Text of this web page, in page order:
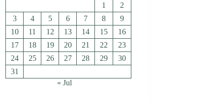
1
2
3
4 5 6 7 8
9
10
11 12 13 14 15
16
17
18 19 20 21 22
23
24
25 26 27 28 29
30
31
« Jul